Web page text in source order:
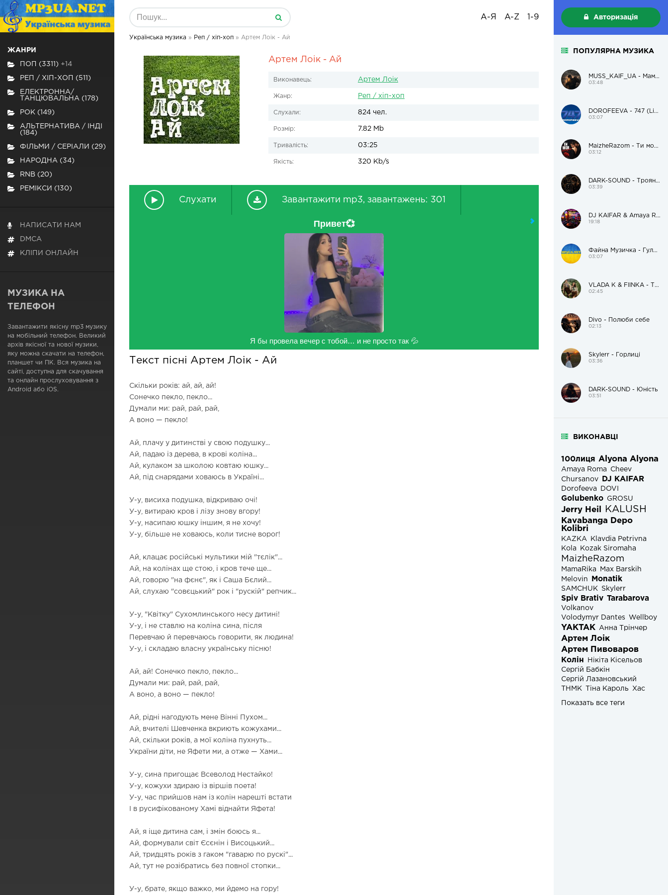
А-Я A-Z 1-9 Авторизація
Українська музика » Реп / хіп-хоп » Артем Лоік - Ай
Артем Лоік - Ай
Виконавець: Артем Лоік
Жанр: Реп / хіп-хоп
Слухали: 824 чел.
Розмір: 7.82 Mb
Тривалість: 03:25
Якість: 320 Kb/s
Слухати Завантажити mp3, завантажень: 301
Привет💞
Я бы провела вечер с тобой… и не просто так 💦
Текст пісні Артем Лоік - Ай
Скільки років: ай, ай, ай!
Сонечко пекло, пекло...
Думали ми: рай, рай, рай,
А воно — пекло!
Ай, плачу у дитинстві у свою подушку...
Ай, падаю із дерева, в крові коліна...
Ай, кулаком за школою ковтаю юшку...
Ай, під снарядами ховаюсь в Україні...
У-у, висиха подушка, відкриваю очі!
У-у, витираю кров і лізу знову вгору!
У-у, насипаю юшку іншим, я не хочу!
У-у, більше не ховаюсь, коли тисне ворог!
Ай, клацає російські мультики мій "тєлік"...
Ай, на колінах ще стою, і кров тече ще...
Ай, говорю "на фєнє", як і Саша Бєлий...
Ай, слухаю "совєцький" рок і "рускій" репчик...
У-у, "Квітку" Сухомлинського несу дитині!
У-у, і не ставлю на коліна сина, після
Перевчаю й перевчаюсь говорити, як людина!
У-у, і складаю власну українську пісню!
Ай, ай! Сонечко пекло, пекло...
Думали ми: рай, рай, рай,
А воно, а воно — пекло!
Ай, рідні нагодують мене Вінні Пухом...
Ай, вчителі Шевченка вкриють кожухами...
Ай, скільки років, а мої коліна пухнуть...
України діти, не Яфети ми, а отже — Хами...
У-у, сина пригощає Всеволод Нестайко!
У-у, кожухи здираю із віршів поета!
У-у, час прийшов нам із колін нарешті встати
І в русифікованому Хамі віднайти Яфета!
Ай, я іще дитина сам, і змін боюсь я...
Ай, формували світ Єсєнін і Висоцький...
Ай, тридцять років з гаком "гаварю по рускі"...
Ай, тут не розібратись без повної стопки...
У-у, брате, якщо важко, ми йдемо на гору!
ЖАНРИ
ПОП (3311) +14
РЕП / ХІП-ХОП (511)
ЕЛЕКТРОННА/
ТАНЦЮВАЛЬНА (178)
РОК (149)
АЛЬТЕРНАТИВА / ІНДІ
(184)
ФІЛЬМИ / СЕРІАЛИ (29)
НАРОДНА (34)
RNB (20)
РЕМІКСИ (130)
НАПИСАТИ НАМ
DMCA
КЛІПИ ОНЛАЙН
МУЗИКА НА
ТЕЛЕФОН
Завантажити якісну mp3 музику
на мобільний телефон. Великий
архів якісної та нової музики,
яку можна скачати на телефон,
планшет чи ПК. Вся музика на
сайті, доступна для скачування
та онлайн прослуховування з
Android або iOS.
ПОПУЛЯРНА МУЗИКА
MUSS_KAIF_UA - Мам, я пацанам поможу і додому
03:48
DOROFEEVA - 747 (Live Version)
03:07
MaizheRazom - Ти моя трояндочка
03:12
DARK-SOUND - Троянда чорна
03:39
DJ KAIFAR & Amaya Roma – В дорогу
19:18
Файна Музичка - Гуляй, гуляй до ранечку!
03:07
VLADA K & FIÏNKA - Там, де музика
02:45
Divo - Полюби себе
02:13
Skylerr - Горлиці
03:36
DARK-SOUND - Юність
03:51
ВИКОНАВЦІ
100лиця Alyona Alyona
Amaya Roma
Cheev
Chursanov
DJ KAIFAR
Dorofeeva DOVI
Golubenko GROSU
Jerry Heil KALUSH
Kavabanga Depo
Kolibri
KAZKA
Klavdia Petrivna
Kola
Kozak Siromaha
MaizheRazom
MamaRika
Max Barskih
Melovin
Monatik
SAMCHUK Skylerr
Spiv Brativ Tarabarova
Volkanov
Volodymyr Dantes
Wellboy
YAKTAK Анна Трінчер
Артем Лоік
Артем Пивоваров
Колін
Нікіта Кісельов
Сергій Бабкін
Сергій Лазановський
ТНМК
Тіна Кароль Хас
Показать все теги